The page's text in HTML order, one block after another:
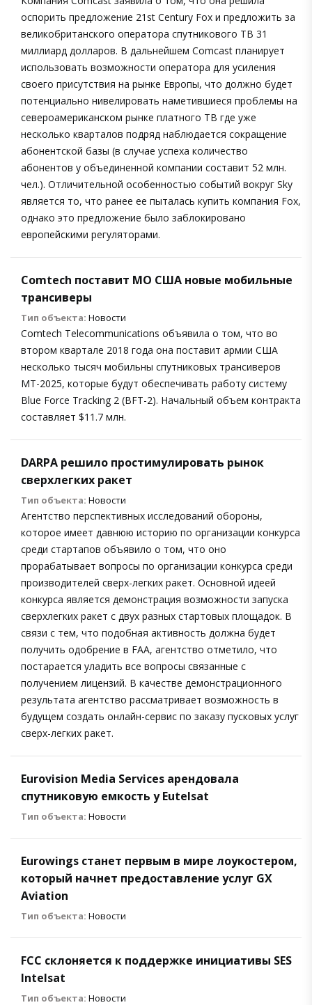
оспорить предложение 21st Century Fox и предложить за
великобританского оператора спутникового ТВ 31
миллиард долларов. В дальнейшем Comcast планирует
использовать возможности оператора для усиления
своего присутствия на рынке Европы, что должно будет
потенциально нивелировать наметившиеся проблемы на
североамериканском рынке платного ТВ где уже
несколько кварталов подряд наблюдается сокращение
абонентской базы (в случае успеха количество
абонентов у объединенной компании составит 52 млн.
чел.). Отличительной особенностью событий вокруг Sky
является то, что ранее ее пыталась купить компания Fox,
однако это предложение было заблокировано
европейскими регуляторами.
Comtech поставит МО США новые мобильные
трансиверы
Тип объекта: Новости
Comtech Telecommunications объявила о том, что во
втором квартале 2018 года она поставит армии США
несколько тысяч мобильны спутниковых трансиверов
MT-2025, которые будут обеспечивать работу систему
Blue Force Tracking 2 (BFT-2). Начальный объем контракта
составляет $11.7 млн.
DARPA решило простимулировать рынок
сверхлегких ракет
Тип объекта: Новости
Агентство перспективных исследований обороны,
которое имеет давнюю историю по организации конкурса
среди стартапов объявило о том, что оно
прорабатывает вопросы по организации конкурса среди
производителей сверх-легких ракет. Основной идеей
конкурса является демонстрация возможности запуска
сверхлегких ракет с двух разных стартовых площадок. В
связи с тем, что подобная активность должна будет
получить одобрение в FAA, агентство отметило, что
постарается уладить все вопросы связанные с
получением лицензий. В качестве демонстрационного
результата агентство рассматривает возможность в
будущем создать онлайн-сервис по заказу пусковых услуг
сверх-легких ракет.
Eurovision Media Services арендовала
спутниковую емкость у Eutelsat
Тип объекта: Новости
Eurowings станет первым в мире лоукостером,
который начнет предоставление услуг GX
Aviation
Тип объекта: Новости
FCC склоняется к поддержке инициативы SES
Intelsat
Тип объекта: Новости